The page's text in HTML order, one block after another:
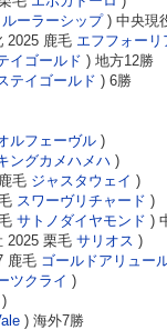
ルーラーシップ) 中央現
2025 鹿毛 エフフォーリ
イゴールド ) 地方12勝
テイゴールド ) 6勝
ルフェーヴル )
ングカメハメハ )
毛 ジャスタウェイ )
スワーヴリチャード )
サトノダイヤモンド )
2025 栗毛 サリオス )
鹿毛 ゴールドアリュー
ツクライ )
)
) 海外7勝